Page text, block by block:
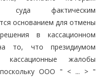
суда фактическим
основанием для отмены
в кассационном
то, что президиумом
кассационные жалобы
поскольку ООО " < ... > "